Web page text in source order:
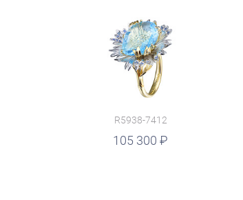
R5938-7412
105 300